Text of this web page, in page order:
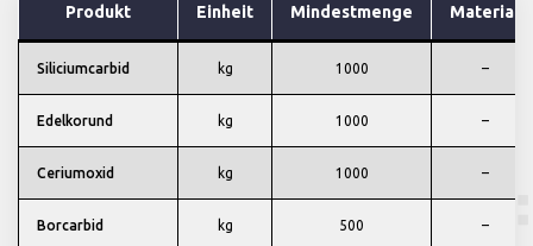
Produkt Einheit Mindestmenge Material
Siliciumcarbid kg 1000 –
Edelkorund kg 1000 –
Ceriumoxid kg 1000 –
Borcarbid kg 500 –